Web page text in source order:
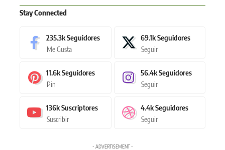
Stay Connected
235.3kSeguidores
Me Gusta
69.1kSeguidores
Seguir
11.6kSeguidores
Pin
56.4kSeguidores
Seguir
136kSuscriptores
Suscribir
4.4kSeguidores
Seguir
- ADVERTISEMENT -